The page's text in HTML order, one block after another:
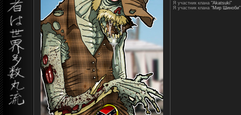
Я участник клана "Akatsuki"
Я участник клана "Мир Шиноби"